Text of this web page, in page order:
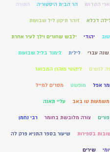
הקדוש הר הבית היסטוריה התורה
דכלא זוהר תיקון ליל שבועות
יהודי ילבש שחורים וילך לעיר אחרת
שנה עברי לילית לימוד בליל שבועות
לנשים ליקוטי מוהרן המבואר
אפל מופשט מסרים למייל
משמעות טו באב עליי תאנה
צורה מלובשת בחומר רבי נחמן
בספירות שיעור בספר התניא פרק לה
שירים